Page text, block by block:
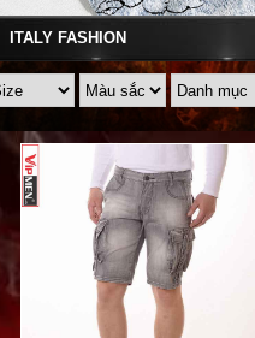
ITALY FASHION